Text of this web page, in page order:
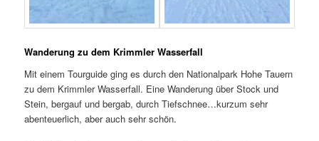
Wanderung zu dem Krimmler Wasserfall
Mit einem Tourguide ging es durch den Nationalpark Hohe Tauern
zu dem Krimmler Wasserfall. Eine Wanderung über Stock und
Stein, bergauf und bergab, durch Tiefschnee…kurzum sehr
abenteuerlich, aber auch sehr schön.